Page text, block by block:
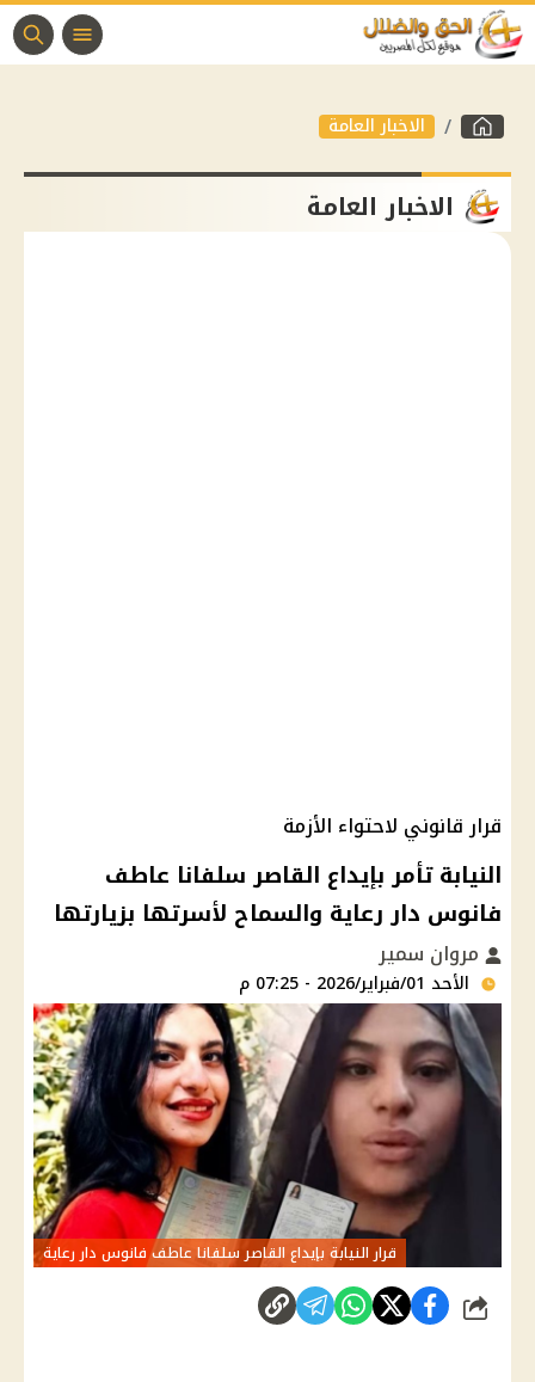
الاخبار العامة
الاخبار العامة
قرار قانوني لاحتواء الأزمة
النيابة تأمر بإيداع القاصر سلفانا عاطف
فانوس دار رعاية والسماح لأسرتها بزيارتها
مروان سمير
الأحد 01/فبراير/2026 - 07:25 م
قرار النيابة بإيداع القاصر سلفانا عاطف فانوس دار رعاية
شارك